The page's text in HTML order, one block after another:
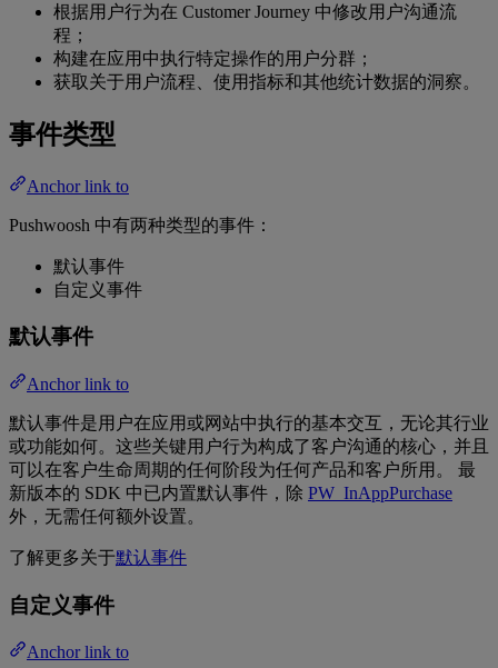
根据用户行为在 Customer Journey 中修改用户沟通流
程；
构建在应用中执行特定操作的用户分群；
获取关于用户流程、使用指标和其他统计数据的洞察。
事件类型
Anchor link to
Pushwoosh 中有两种类型的事件：
默认事件
自定义事件
默认事件
Anchor link to
默认事件是用户在应用或网站中执行的基本交互，无论其行业
或功能如何。这些关键用户行为构成了客户沟通的核心，并且
可以在客户生命周期的任何阶段为任何产品和客户所用。 最
新版本的 SDK 中已内置默认事件，除 PW_InAppPurchase
外，无需任何额外设置。
了解更多关于默认事件
自定义事件
Anchor link to